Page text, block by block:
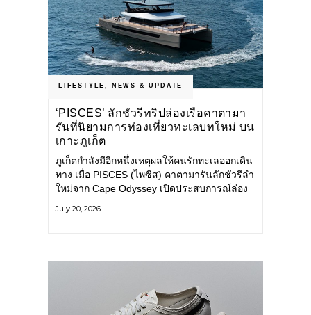
LIFESTYLE, NEWS & UPDATE
‘PISCES’ ลักชัวรีทริปล่องเรือคาตามา
รันที่นิยามการท่องเที่ยวทะเลบทใหม่ บน
เกาะภูเก็ต
ภูเก็ตกำลังมีอีกหนึ่งเหตุผลให้คนรักทะเลออกเดิน
ทาง เมื่อ PISCES (ไพซีส) คาตามารันลักชัวรีลำ
ใหม่จาก Cape Odyssey เปิดประสบการณ์ล่อง
ไป ผสานความสะดวกสบายแบบโรงแรมระดับ
July 20, 2026